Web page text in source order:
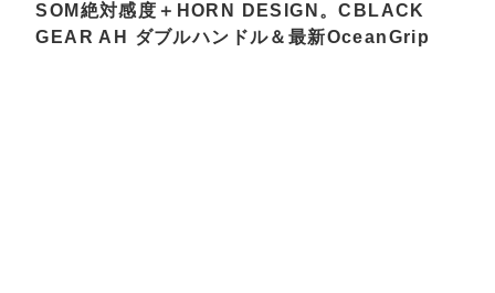
SOM絶対感度＋HORN DESIGN。CBLACK
GEAR AH ダブルハンドル＆最新OceanGrip